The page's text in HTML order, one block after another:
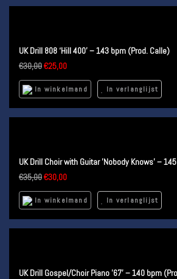
UK Drill 808 ‘Hill 400’ – 143 bpm (Prod. Calle)
€30,00€25,00
In winkelmand In verlanglijst
UK Drill Choir with Guitar ’Nobody Knows’ –
€35,00€30,00
In winkelmand In verlanglijst
UK Drill Gospel/Choir Piano ’67’ – 140 bpm